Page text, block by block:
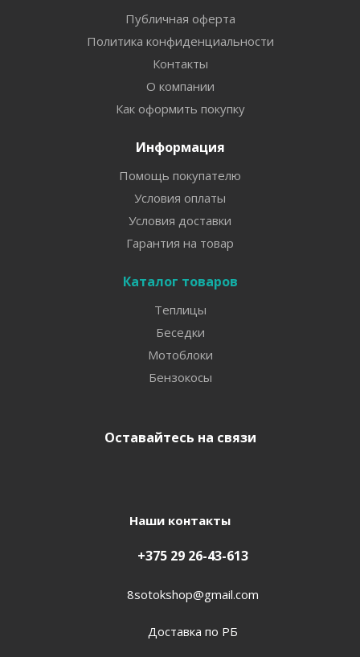
Публичная оферта
Политика конфиденциальности
Контакты
О компании
Как оформить покупку
Информация
Помощь покупателю
Условия оплаты
Условия доставки
Гарантия на товар
Каталог товаров
Теплицы
Беседки
Мотоблоки
Бензокосы
Оставайтесь на связи
Наши контакты
+375 29 26-43-613
8sotokshop@gmail.com
Доставка по РБ